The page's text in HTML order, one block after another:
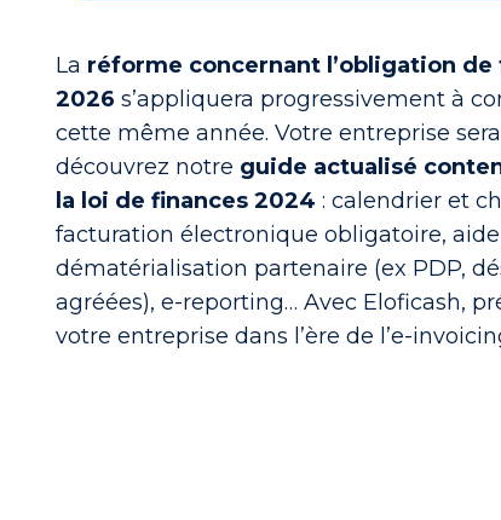
La réforme concernant l’obligation
2026 s’appliquera progressivement à
cette même année. Votre entreprise
découvrez notre guide actualisé
la loi de finances 2024 : calendrier et
facturation électronique obligatoire,
dématérialisation partenaire (ex PDP,
agréées), e-reporting… Avec Eloficash,
votre entreprise dans l’ère de l’e-